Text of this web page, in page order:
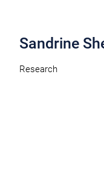
Sandrine
Research